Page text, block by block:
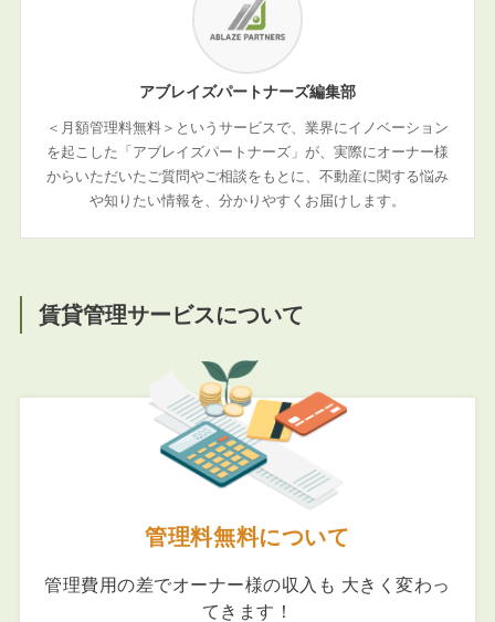
アブレイズパートナーズ編集部
＜月額管理料無料＞というサービスで、業界にイノベーション
を起こした「アブレイズパートナーズ」が、実際にオーナー様
からいただいたご質問やご相談をもとに、不動産に関する悩み
や知りたい情報を、分かりやすくお届けします。
賃貸管理サービスについて
管理料無料について
管理費用の差でオーナー様の収入も 大きく変わっ
てきます！